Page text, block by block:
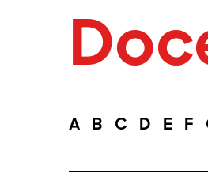
A B C D E F